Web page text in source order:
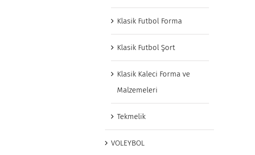
Klasik Futbol Forma
Klasik Futbol Şort
Klasik Kaleci Forma ve
Malzemeleri
Tekmelik
VOLEYBOL